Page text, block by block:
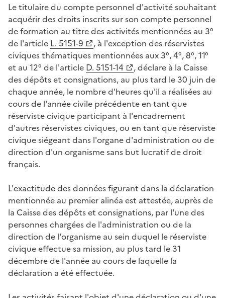
Le titulaire du compte personnel d'activité souhaitant
acquérir des droits inscrits sur son compte personnel
de formation au titre des activités mentionnées au 3°
de l'article L. 5151-9
, à l'exception des réservistes
civiques thématiques mentionnées aux 3°, 4°, 8°, 11°
et au 12° de l'article D. 5151-14
, déclare à la Caisse
des dépôts et consignations, au plus tard le 30 juin de
chaque année, le nombre d'heures qu'il a réalisées au
cours de l'année civile précédente en tant que
réserviste civique participant à l'encadrement
d'autres réservistes civiques, ou en tant que réserviste
civique siégeant dans l'organe d'administration ou de
direction d'un organisme sans but lucratif de droit
français.
L'exactitude des données figurant dans la déclaration
mentionnée au premier alinéa est attestée, auprès de
la Caisse des dépôts et consignations, par l'une des
personnes chargées de l'administration ou de la
direction de l'organisme au sein duquel le réserviste
civique effectue sa mission, au plus tard le 31
décembre de l'année au cours de laquelle la
déclaration a été effectuée.